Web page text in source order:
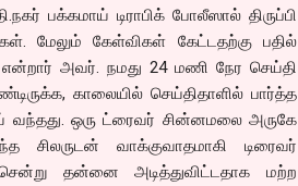
பக்கமாய் டிராபிக் போலீஸால் திருப்பி
மேலும் கேள்விகள் கேட்டதற்கு பதில்
அவர். நமது 24 மணி நேர செய்தி
காலையில் செய்திதாளில் பார்த்த
வந்தது. ஒரு ட்ரைவர் சின்னமலை அருகே
வாக்குவாதமாகி டிரைவர்
தன்னை அடித்துவிட்டதாக மற்ற